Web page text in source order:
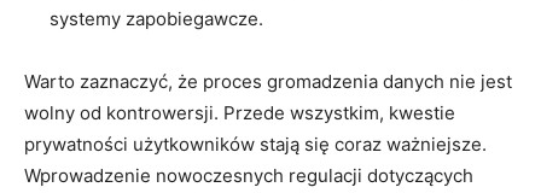
systemy zapobiegawcze.
Warto zaznaczyć, że proces gromadzenia danych nie jest
wolny od kontrowersji. Przede wszystkim, kwestie
prywatności użytkowników stają się coraz ważniejsze.
Wprowadzenie nowoczesnych regulacji dotyczących